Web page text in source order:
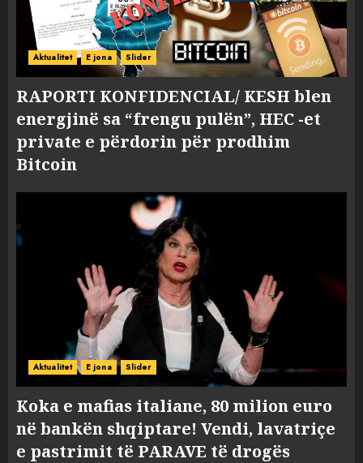
Aktualitet E jona Slider
RAPORTI KONFIDENCIAL/ KESH blen
energjinë sa “frengu pulën”, HEC -et
private e përdorin për prodhim
Bitcoin
Aktualitet E jona Slider
Koka e mafias italiane, 80 milion euro
në bankën shqiptare! Vendi, lavatriçe
e pastrimit të PARAVE të drogës